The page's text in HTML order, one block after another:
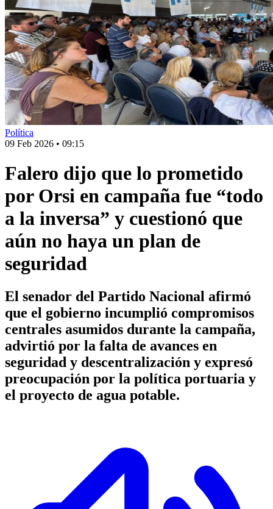
Política
09 Feb 2026 • 09:15
Falero dijo que lo prometido
por Orsi en campaña fue “todo
a la inversa” y cuestionó que
aún no haya un plan de
seguridad
El senador del Partido Nacional afirmó
que el gobierno incumplió compromisos
centrales asumidos durante la campaña,
advirtió por la falta de avances en
seguridad y descentralización y expresó
preocupación por la política portuaria y
el proyecto de agua potable.